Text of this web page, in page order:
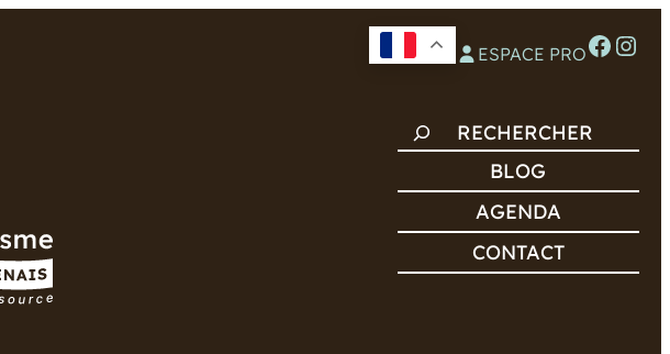
ESPACE PROFacebook Instagram
C
H
E
BLOG
AGENDA
CONTACT